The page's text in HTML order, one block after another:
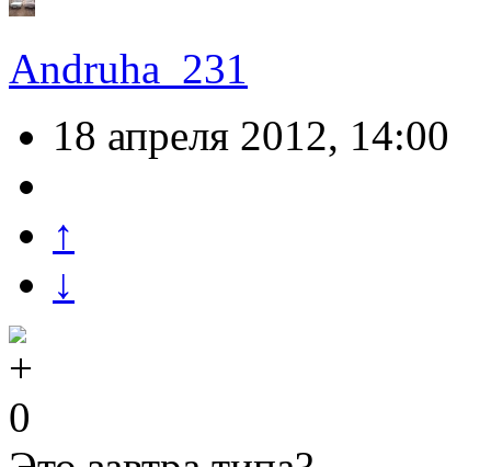
Andruha_231
18 апреля 2012, 14:00
↑
↓
0